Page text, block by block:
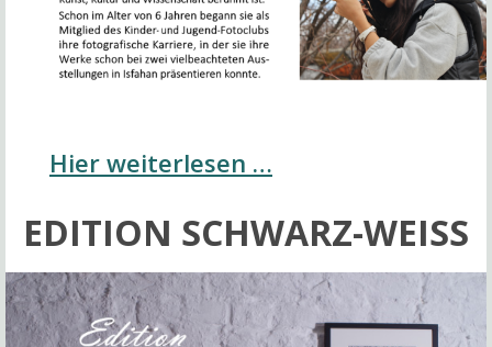
Hier weiterlesen …
EDITION SCHWARZ-WEISS